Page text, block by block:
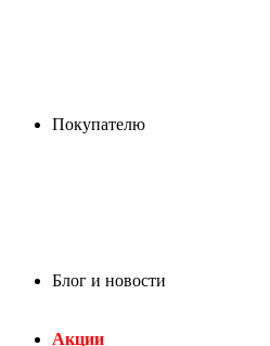
Покупателю
Блог и новости
Акции